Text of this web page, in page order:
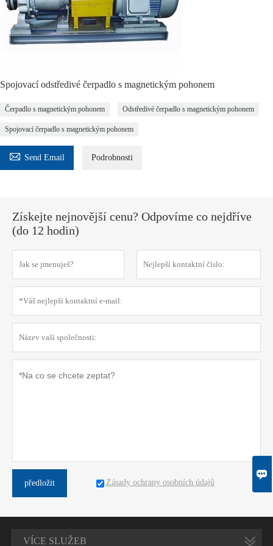
Spojovací odstředivé čerpadlo s magnetickým pohonem
Čerpadlo s magnetickým pohonem Odstředivé čerpadlo s magnetickým pohonem
Spojovací čerpadlo s magnetickým pohonem
 Send Email Podrobnosti
Získejte nejnovější cenu? Odpovíme co nejdříve
(do 12 hodin)
předložit Zásady ochrany osobních údajů
VÍCE SLUŽEB
